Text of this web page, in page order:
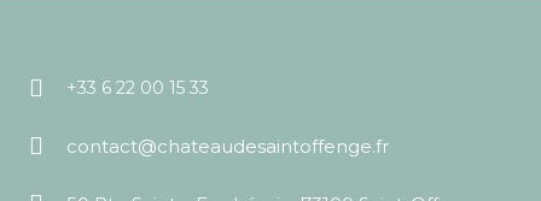
+33 6 22 00 15 33
contact@chateaudesaintoffenge.fr